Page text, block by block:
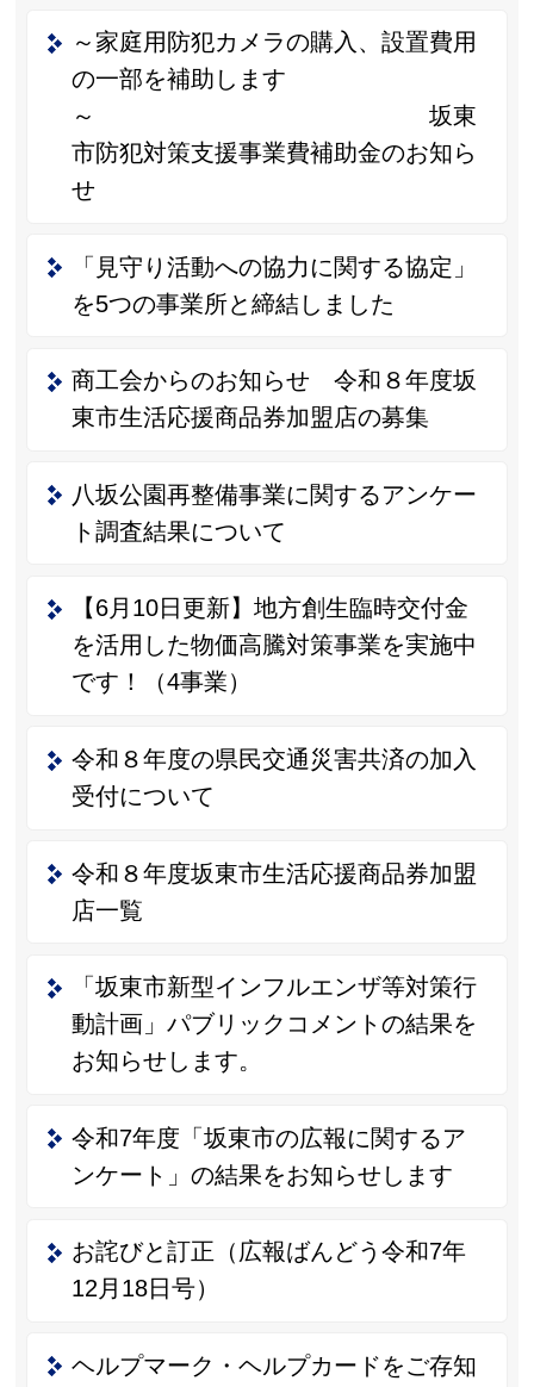
～家庭用防犯カメラの購入、設置費用
の一部を補助します
～ 坂東
市防犯対策支援事業費補助金のお知ら
せ
「見守り活動への協力に関する協定」
を5つの事業所と締結しました
商工会からのお知らせ 令和８年度坂
東市生活応援商品券加盟店の募集
八坂公園再整備事業に関するアンケー
ト調査結果について
【6月10日更新】地方創生臨時交付金
を活用した物価高騰対策事業を実施中
です！（4事業）
令和８年度の県民交通災害共済の加入
受付について
令和８年度坂東市生活応援商品券加盟
店一覧
「坂東市新型インフルエンザ等対策行
動計画」パブリックコメントの結果を
お知らせします。
令和7年度「坂東市の広報に関するア
ンケート」の結果をお知らせします
お詫びと訂正（広報ばんどう令和7年
12月18日号）
ヘルプマーク・ヘルプカードをご存知